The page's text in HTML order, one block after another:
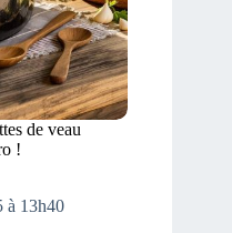
de veau
!
à 13h40